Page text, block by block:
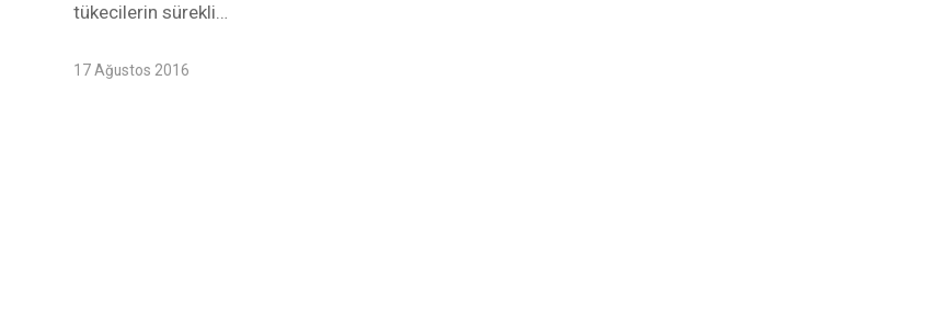
tükecilerin sürekli…
17 Ağustos 2016